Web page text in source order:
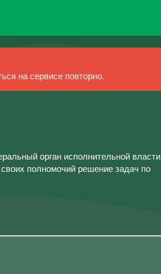
на сервисе повторно.
орган исполнительной власти
полномочий решение задач по